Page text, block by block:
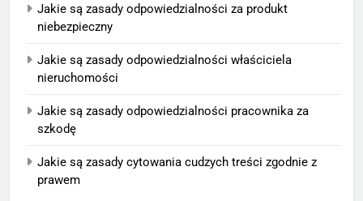
Jakie są zasady odpowiedzialności za produkt
niebezpieczny
Jakie są zasady odpowiedzialności właściciela
nieruchomości
Jakie są zasady odpowiedzialności pracownika za
szkodę
Jakie są zasady cytowania cudzych treści zgodnie z
prawem